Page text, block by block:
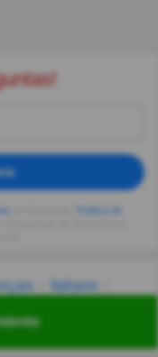
Italiano
汉语